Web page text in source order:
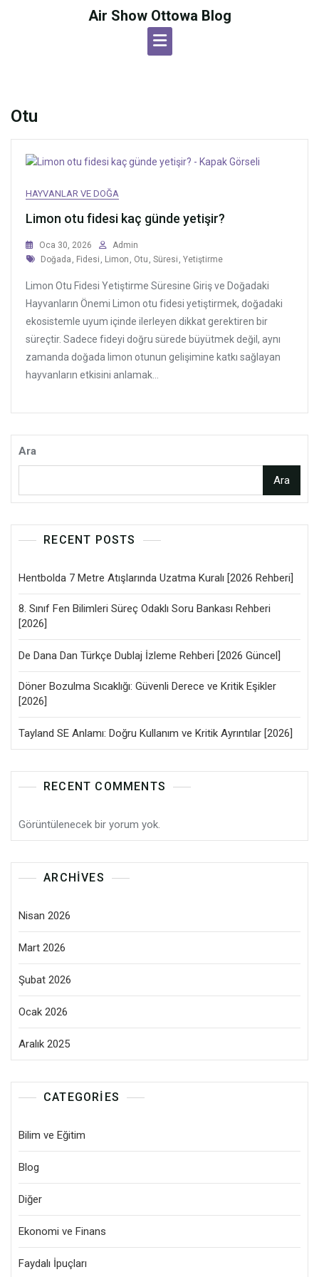
Air Show Ottowa Blog
Otu
HAYVANLAR VE DOĞA
Limon otu fidesi kaç günde yetişir?
Oca 30, 2026
Admin
Tags
Doğada , Fidesi , Limon , Otu , Süresi , Yetiştirme
Limon Otu Fidesi Yetiştirme Süresine Giriş ve Doğadaki
Hayvanların Önemi Limon otu fidesi yetiştirmek, doğadaki
ekosistemle uyum içinde ilerleyen dikkat gerektiren bir
süreçtir. Sadece fideyi doğru sürede büyütmek değil, aynı
zamanda doğada limon otunun gelişimine katkı sağlayan
hayvanların etkisini anlamak...
Ara
Ara
RECENT POSTS
Hentbolda 7 Metre Atışlarında Uzatma Kuralı [2026 Rehberi]
8. Sınıf Fen Bilimleri Süreç Odaklı Soru Bankası Rehberi
[2026]
De Dana Dan Türkçe Dublaj İzleme Rehberi [2026 Güncel]
Döner Bozulma Sıcaklığı: Güvenli Derece ve Kritik Eşikler
[2026]
Tayland SE Anlamı: Doğru Kullanım ve Kritik Ayrıntılar [2026]
RECENT COMMENTS
Görüntülenecek bir yorum yok.
ARCHIVES
Nisan 2026
Mart 2026
Şubat 2026
Ocak 2026
Aralık 2025
CATEGORIES
Bilim ve Eğitim
Blog
Diğer
Ekonomi ve Finans
Faydalı İpuçları